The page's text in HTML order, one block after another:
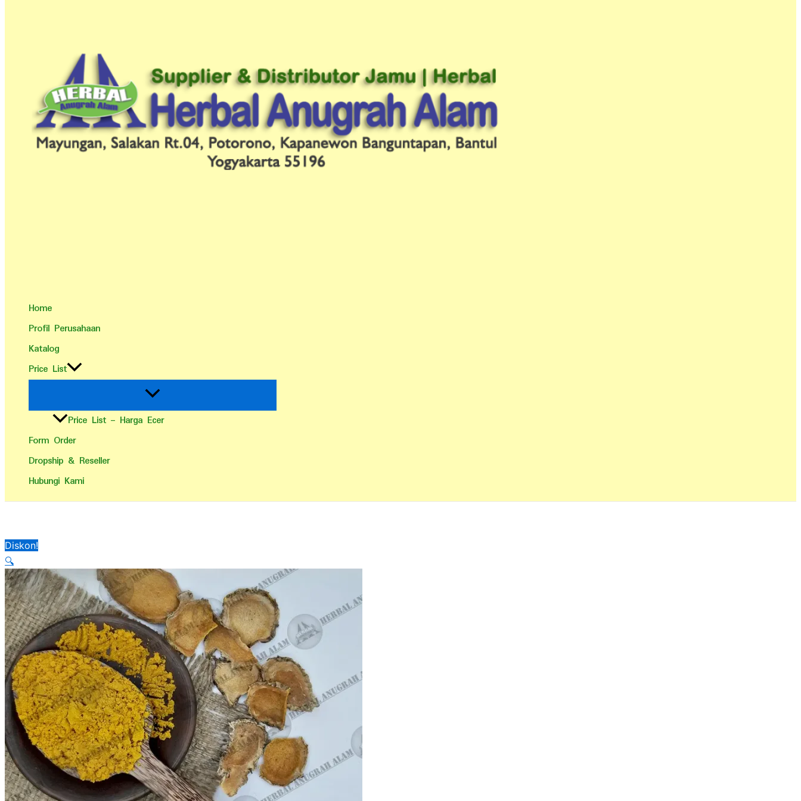
Home
Profil Perusahaan
Katalog
Price List
Price List – Harga Ecer
Form Order
Dropship & Reseller
Hubungi Kami
Diskon!
🔍